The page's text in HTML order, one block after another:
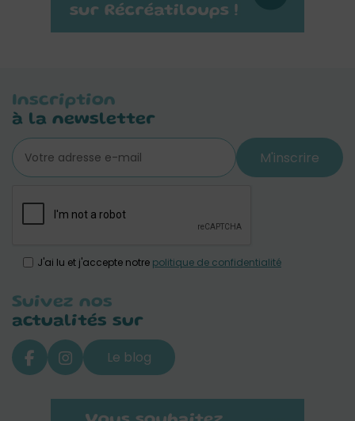
Inscription
à la newsletter
M'inscrire
J'ai lu et j'accepte notre politique de confidentialité
Suivez nos
actualités sur
Le blog